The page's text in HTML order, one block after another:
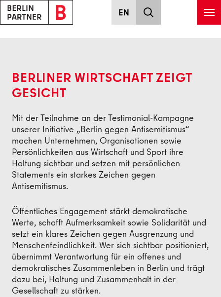
Zum Hauptinhalt springen
BERLINER WIRTSCHAFT ZEIGT
GESICHT
Mit der Teilnahme an der Testimonial-Kampagne
unserer Initiative „Berlin gegen Antisemitismus“
machen Unternehmen, Organisationen sowie
Persönlichkeiten aus Wirtschaft und Sport ihre
Haltung sichtbar und setzen mit persönlichen
Statements ein starkes Zeichen gegen
Antisemitismus.
Öffentliches Engagement stärkt demokratische
Werte, schafft Aufmerksamkeit sowie Solidarität und
setzt ein klares Zeichen gegen Ausgrenzung und
Menschenfeindlichkeit. Wer sich sichtbar positioniert,
übernimmt Verantwortung für ein offenes und
demokratisches Zusammenleben in Berlin und trägt
dazu bei, Haltung und Zusammenhalt in der
Gesellschaft zu stärken.